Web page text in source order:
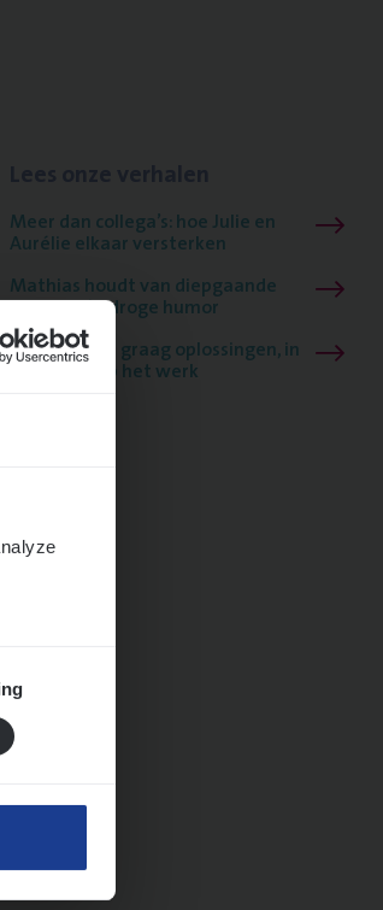
Meer dan collega’s: hoe Julie en
Aurélie elkaar versterken
Mathias houdt van diepgaande
dossiers én droge humor
Thalia zoekt graag oplossingen, in
games én op het werk